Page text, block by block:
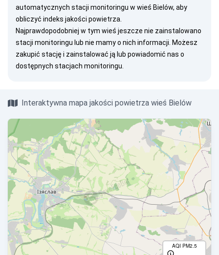
automatycznych stacji monitoringu w wieś Bielów, aby
obliczyć indeks jakości powietrza.
Najprawdopodobniej w tym wieś jeszcze nie zainstalowano
stacji monitoringu lub nie mamy o nich informacji. Możesz
zakupić stację i zainstalować ją lub powiadomić nas o
dostępnych stacjach monitoringu.
Interaktywna mapa jakości powietrza wieś Bielów
AQI PM2.5